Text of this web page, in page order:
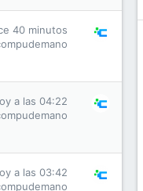
40 minutos
a las 04:22
a las 03:42